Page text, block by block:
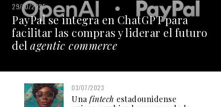
29/10/2025
PayPal se integra en ChatGPT para
facilitar las compras y liderar el futuro
del agentic commerce
03/07/2023
Una fintech estadounidense